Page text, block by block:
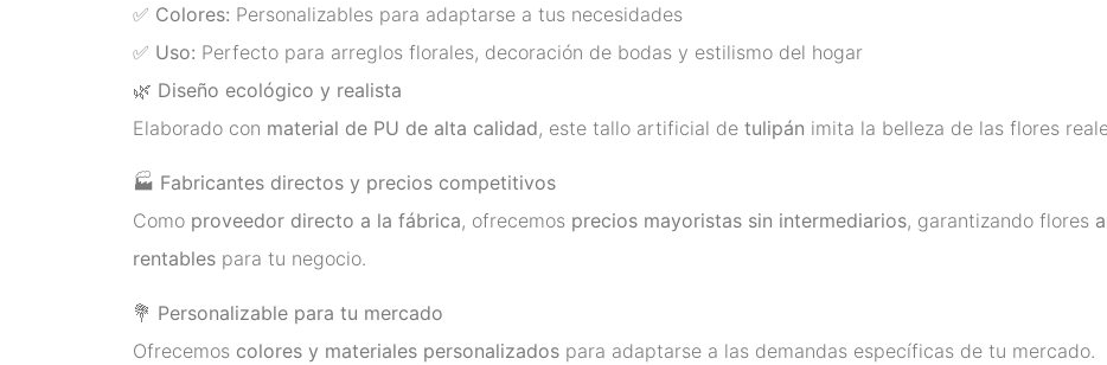
✅ Colores: Personalizables para adaptarse a tus necesidades
✅ Uso: Perfecto para arreglos florales, decoración de bodas y estilismo del hogar
🌿 Diseño ecológico y realista
Elaborado con material de PU de alta calidad, este tallo artificial de tulipán imita la belleza de las flores
🏭 Fabricantes directos y precios competitivos
Como proveedor directo a la fábrica, ofrecemos precios mayoristas sin intermediarios, garantizando flores
rentables para tu negocio.
💐 Personalizable para tu mercado
Ofrecemos colores y materiales personalizados para adaptarse a las demandas específicas de tu mercado.